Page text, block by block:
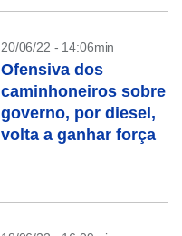
20/06/22 - 14:06min
Ofensiva dos
caminhoneiros sobre
governo, por diesel,
volta a ganhar força